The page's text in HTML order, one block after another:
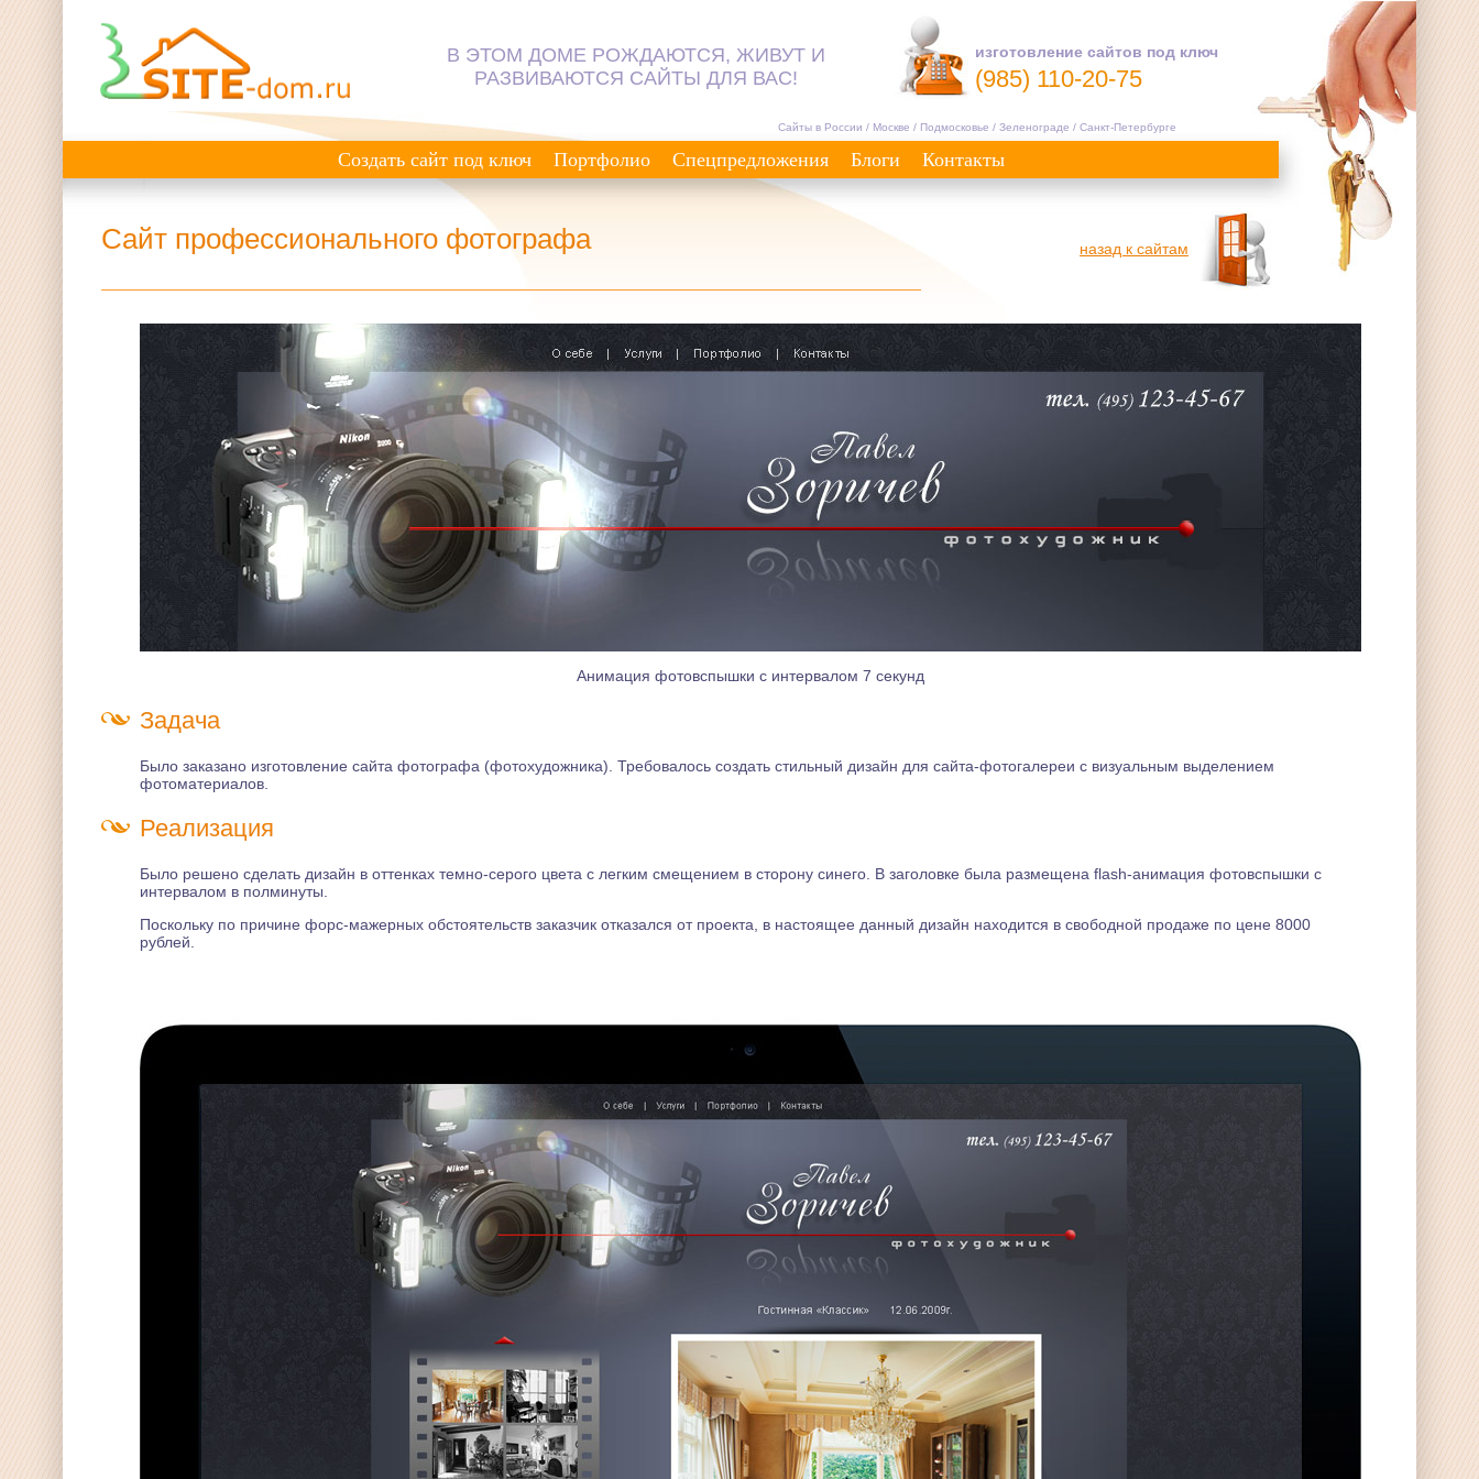
Сайты в России / Москве / Подмосковье / Зеленограде / Санкт-Петербурге
В ЭТОМ ДОМЕ РОЖДАЮТСЯ, ЖИВУТ И
РАЗВИВАЮТСЯ САЙТЫ ДЛЯ ВАС!
изготовление сайтов под ключ
(985) 110-20-75
Создать сайт под ключ Портфолио Спецпредложения Блоги Контакты
назад к сайтам
Сайт профессионального фотографа
Анимация фотовспышки с интервалом 7 секунд
Задача
Было заказано изготовление сайта фотографа (фотохудожника). Требовалось создать стильный дизайн для сайта-фотогалереи с визуальным выделением
фотоматериалов.
Реализация
Было решено сделать дизайн в оттенках темно-серого цвета с легким смещением в сторону синего. В заголовке была размещена flash-анимация фотовспышки с
интервалом в полминуты.
Поскольку по причине форс-мажерных обстоятельств заказчик отказался от проекта, в настоящее данный дизайн находится в свободной продаже по цене 8000
рублей.